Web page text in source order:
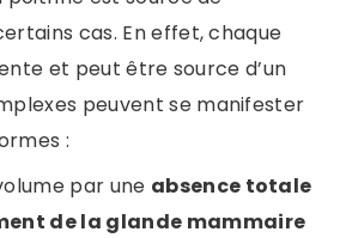
cas. En effet, chaque
et peut être source d’un
peuvent se manifester
:
par une absence totale
de la glande mammaire